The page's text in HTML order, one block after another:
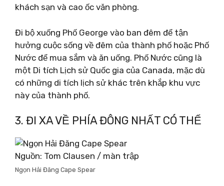
khách sạn và cao ốc văn phòng.
Đi bộ xuống Phố George vào ban đêm để tận
hưởng cuộc sống về đêm của thành phố hoặc Phố
Nước để mua sắm và ăn uống. Phố Nước cũng là
một Di tích Lịch sử Quốc gia của Canada, mặc dù
có những di tích lịch sử khác trên khắp khu vực
này của thành phố.
3. ĐI XA VỀ PHÍA ĐÔNG NHẤT CÓ THỂ
Nguồn: Tom Clausen / màn trập
Ngọn Hải Đăng Cape Spear